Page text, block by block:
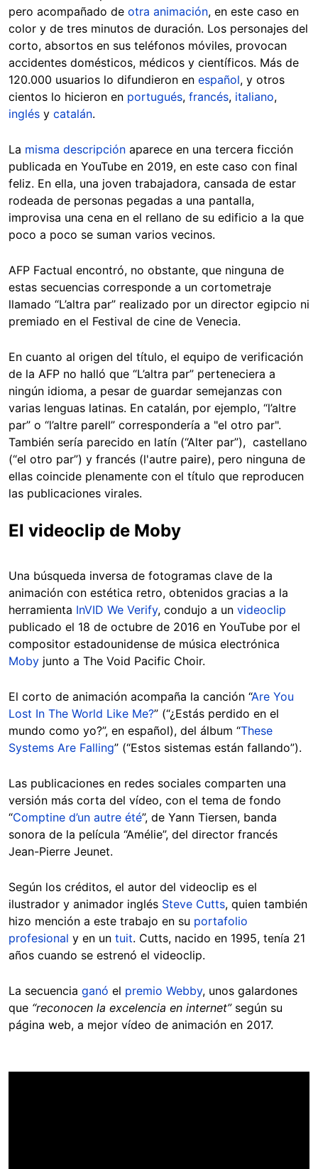
pero acompañado de otra animación, en este caso en
color y de tres minutos de duración. Los personajes del
corto, absortos en sus teléfonos móviles, provocan
accidentes domésticos, médicos y científicos. Más de
120.000 usuarios lo difundieron en español, y otros
cientos lo hicieron en portugués, francés, italiano,
inglés y catalán.
La misma descripción aparece en una tercera ficción
publicada en YouTube en 2019, en este caso con final
feliz. En ella, una joven trabajadora, cansada de estar
rodeada de personas pegadas a una pantalla,
improvisa una cena en el rellano de su edificio a la que
poco a poco se suman varios vecinos.
AFP Factual encontró, no obstante, que ninguna de
estas secuencias corresponde a un cortometraje
llamado “L’altra par” realizado por un director egipcio ni
premiado en el Festival de cine de Venecia.
En cuanto al origen del título, el equipo de verificación
de la AFP no halló que “L’altra par” perteneciera a
ningún idioma, a pesar de guardar semejanzas con
varias lenguas latinas. En catalán, por ejemplo, “l’altre
par” o “l’altre parell” correspondería a "el otro par".
También sería parecido en latín (“Alter par”), castellano
(“el otro par”) y francés (l'autre paire), pero ninguna de
ellas coincide plenamente con el título que reproducen
las publicaciones virales.
El videoclip de Moby
Una búsqueda inversa de fotogramas clave de la
animación con estética retro, obtenidos gracias a la
herramienta InVID We Verify, condujo a un videoclip
publicado el 18 de octubre de 2016 en YouTube por el
compositor estadounidense de música electrónica
Moby junto a The Void Pacific Choir.
El corto de animación acompaña la canción “Are You
Lost In The World Like Me?” (“¿Estás perdido en el
mundo como yo?”, en español), del álbum “These
Systems Are Falling” (“Estos sistemas están fallando”).
Las publicaciones en redes sociales comparten una
versión más corta del vídeo, con el tema de fondo
“Comptine d’un autre été”, de Yann Tiersen, banda
sonora de la película “Amélie”, del director francés
Jean-Pierre Jeunet.
Según los créditos, el autor del videoclip es el
ilustrador y animador inglés Steve Cutts, quien también
hizo mención a este trabajo en su portafolio
profesional y en un tuit. Cutts, nacido en 1995, tenía 21
años cuando se estrenó el videoclip.
La secuencia ganó el premio Webby, unos galardones
que “reconocen la excelencia en internet”según su
página web, a mejor vídeo de animación en 2017.